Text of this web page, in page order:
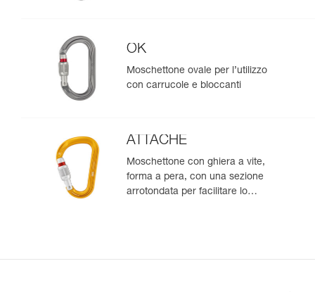
OK
Moschettone ovale per l’utilizzo
con carrucole e bloccanti
ATTACHE
Moschettone con ghiera a vite,
forma a pera, con una sezione
arrotondata per facilitare lo